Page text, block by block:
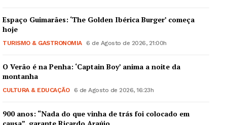
Espaço Guimarães: ‘The Golden Ibérica Burger’ começa
hoje
TURISMO & GASTRONOMIA 6 de Agosto de 2026, 21:00h
O Verão é na Penha: ‘Captain Boy’ anima a noite da
montanha
CULTURA & EDUCAÇÃO 6 de Agosto de 2026, 16:23h
900 anos: “Nada do que vinha de trás foi colocado em